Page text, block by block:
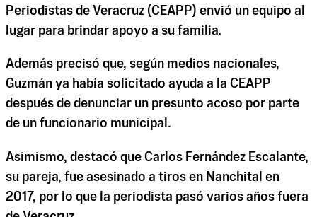
Periodistas de Veracruz (CEAPP) envió un equipo al
lugar para brindar apoyo a su familia.
Además precisó que, según medios nacionales,
Guzmán ya había solicitado ayuda a la CEAPP
después de denunciar un presunto acoso por parte
de un funcionario municipal.
Asimismo, destacó que Carlos Fernández Escalante,
su pareja, fue asesinado a tiros en Nanchital en
2017, por lo que la periodista pasó varios años fuera